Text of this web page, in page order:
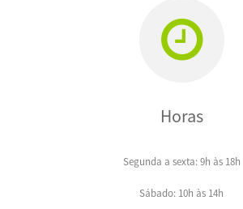
Horas
Segunda a sexta: 9h às 18h
Sábado: 10h às 14h